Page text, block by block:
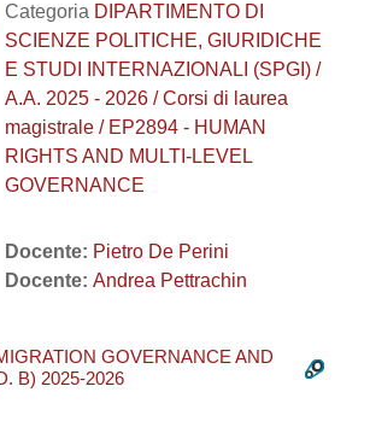
Categoria DIPARTIMENTO DI
SCIENZE POLITICHE, GIURIDICHE
E STUDI INTERNAZIONALI (SPGI) /
A.A. 2025 - 2026 / Corsi di laurea
magistrale / EP2894 - HUMAN
RIGHTS AND MULTI-LEVEL
GOVERNANCE
Docente: Pietro De Perini
Docente: Andrea Pettrachin
GOVERNANCE AND
B) 2025-2026